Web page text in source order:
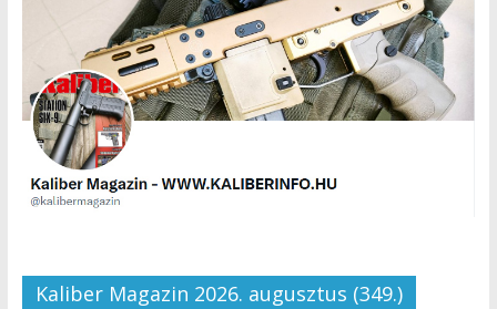
Kaliber Magazin 2026. augusztus (349.)